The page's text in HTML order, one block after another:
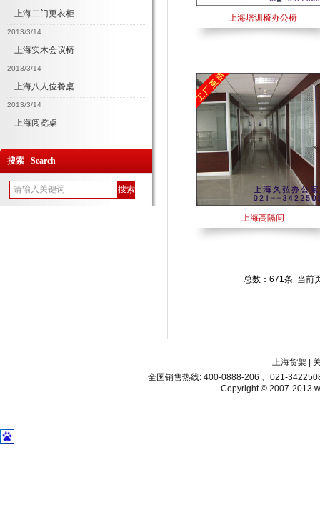
上海二门更衣柜
2013/3/14
上海实木会议椅
2013/3/14
上海八人位餐桌
2013/3/14
上海阅览桌
搜索 Search
上海培训椅办公椅
上海高隔间
总数：671条 当前
上海货架|
全国销售热线: 400-0888-206 、021-
Copyright © 2007-2013